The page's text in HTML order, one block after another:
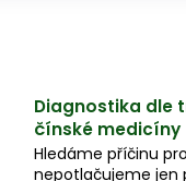
Diagnostika dle
čínské medicíny
Hledáme příčinu
nepotlačujeme jen